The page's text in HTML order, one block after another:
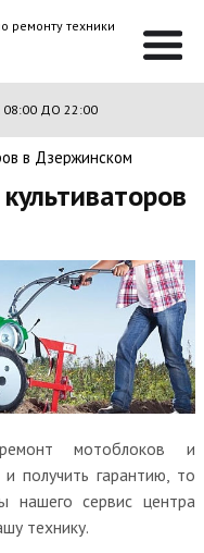
ремонту техники
ДО 22:00
в Дзержинском
мотоблоков и
получить гарантию, то
нашего сервис центра
технику.